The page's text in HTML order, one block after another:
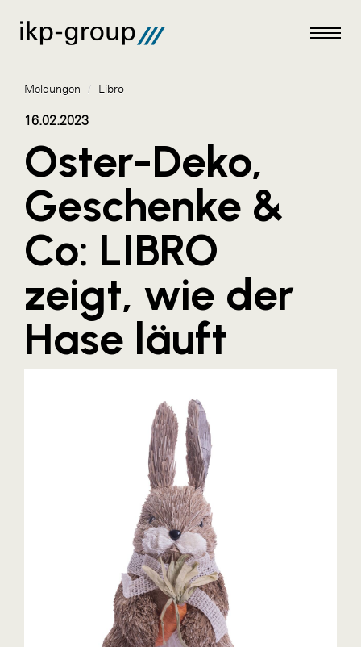
Meldungen
AKTUELLES
ACO
ALEX Krems
Amazon Web Services
Artweger
AustroCel Hallein
Bundesverband Sonnenschutztechnik
Colmobil Austria
Controller Institut
Designer Outlets Parndorf und Salzburg
DOMOFERM
Meldungen / Libro
16.02.2023
Oster-Deko,
Geschenke &
Co: LIBRO
zeigt, wie der
Hase läuft